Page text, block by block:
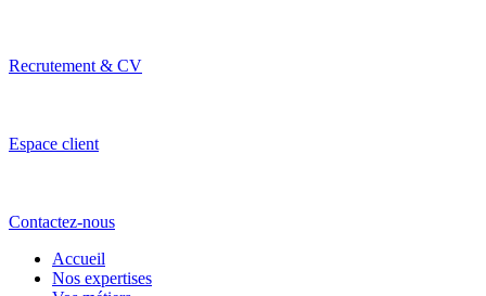
Recrutement & CV
Espace client
Contactez-nous
Accueil
Nos expertises